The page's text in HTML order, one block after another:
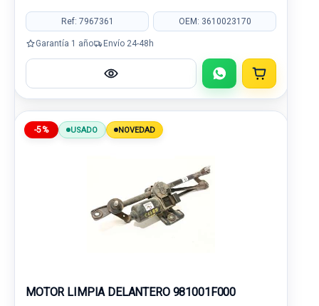
Ref: 7967361 OEM: 3610023170
Garantía 1 año Envío 24-48h
-5% USADO NOVEDAD
MOTOR LIMPIA DELANTERO 981001F000